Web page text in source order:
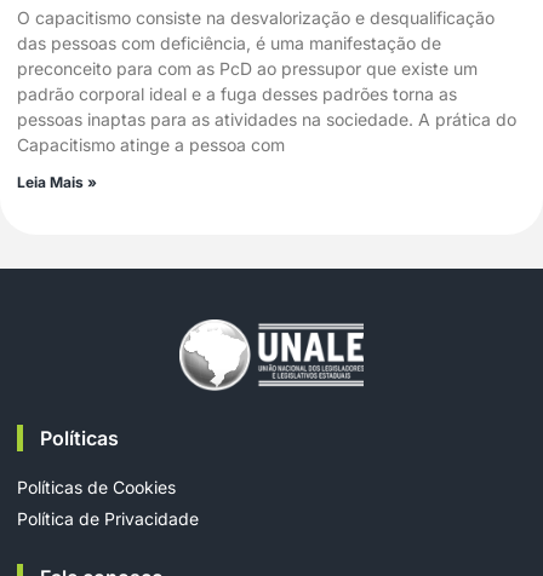
O capacitismo consiste na desvalorização e desqualificação
das pessoas com deficiência, é uma manifestação de
preconceito para com as PcD ao pressupor que existe um
padrão corporal ideal e a fuga desses padrões torna as
pessoas inaptas para as atividades na sociedade. A prática do
Capacitismo atinge a pessoa com
Leia Mais »
Políticas
Políticas de Cookies
Política de Privacidade